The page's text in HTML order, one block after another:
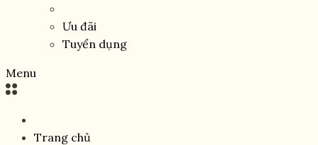
Ưu đãi
Tuyển dụng
Menu
Trang chủ